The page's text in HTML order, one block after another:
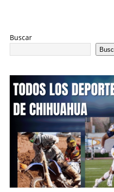
Buscar